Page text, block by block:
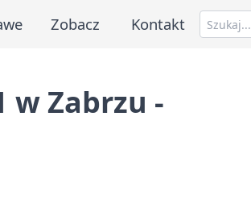
Zobacz Kontakt
w Zabrzu -